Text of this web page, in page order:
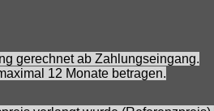
gerechnet ab Zahlungseingang.
12 Monate betragen.